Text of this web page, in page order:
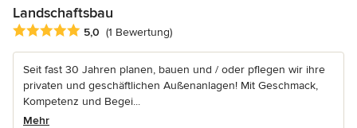
Landschaftsbau
Durchschnittliche Bewertung: 5 von 5 Sternen
5,0 (1 Bewertung)
Seit fast 30 Jahren planen, bauen und / oder pflegen wir ihre
privaten und geschäftlichen Außenanlagen! Mit Geschmack,
Kompetenz und Begei...
Mehr